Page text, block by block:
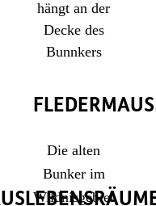
Die alten
Bunker im
Wildnisgebiet